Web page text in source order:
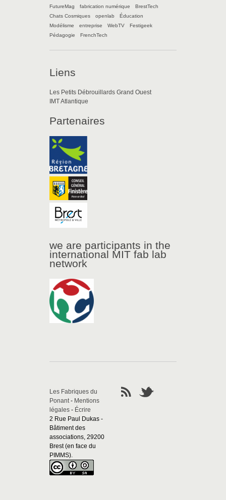
FutureMag
fabrication numérique
BrestTech
Chats Cosmiques
openlab
Éducation
Modélisme
entreprise WebTV
Festigeek
Pédagogie
FrenchTech
Liens
Les Petits Débrouillards Grand Ouest
IMT Atlantique
Partenaires
we are participants in the
international MIT fab lab
network
Les Fabriques du
Ponant- Mentions
légales - Écrire
2 Rue Paul Dukas -
Bâtiment des
associations, 29200
Brest (en face du
PIMMS).